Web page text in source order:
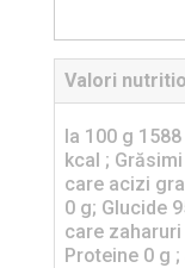
Valori
la 100 g
kcal ;
care acizi
0 g; Glucide
care zaharuri
Proteine 0 g ;